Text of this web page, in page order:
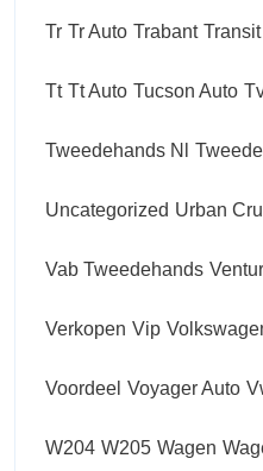
Tr Tr Auto Trabant
Tt Tt Auto Tucson Auto
Tweedehands Nl
Uncategorized Urban
Vab Tweedehands
Verkopen Vip
Voordeel Voyager Auto
W204 W205 Wagen